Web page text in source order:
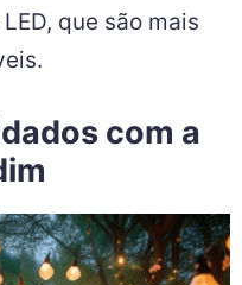
que são mais
com a